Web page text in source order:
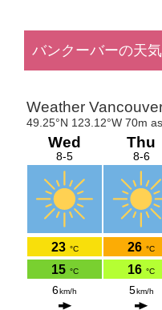
バンクーバーの天気